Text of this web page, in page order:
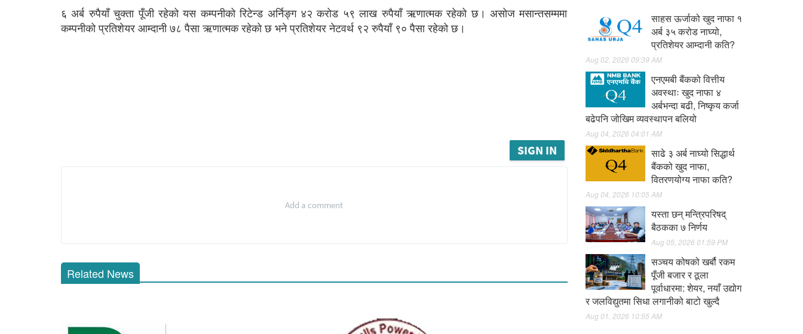
६ अर्ब रुपैयाँ चुक्ता पूँजी रहेको यस कम्पनीको रिटेन्ड अर्निङ्ग ४२ करोड ५९ लाख रुपैयाँ ऋणात्मक रहेको छ। असोज मसान्तसम्ममा
कम्पनीको प्रतिशेयर आम्दानी ७८ पैसा ऋणात्मक रहेको छ भने प्रतिशेयर नेटवर्थ ९२ रुपैयाँ ९० पैसा रहेको छ।
SIGN IN
Add a comment
Related News
साहस ऊर्जाको खुद नाफा १
अर्ब ३५ करोड नाघ्यो,
प्रतिशेयर आम्दानी कति?
Aug 02, 2026 09:39 AM
एनएमबी बैंकको वित्तीय
अवस्थाः खुद नाफा ४
अर्बभन्दा बढी, निष्कृय कर्जा
बढेपनि जोखिम व्यवस्थापन बलियो
Aug 04, 2026 04:01 AM
साढे ३ अर्ब नाघ्यो सिद्धार्थ
बैंकको खुद नाफा,
वितरणयोग्य नाफा कति?
Aug 04, 2026 10:05 AM
यस्ता छन् मन्त्रिपरिषद्
बैठकका ७ निर्णय
Aug 05, 2026 01:59 PM
सञ्चय कोषको खर्बौ रकम
पूँजी बजार र ठूला
पूर्वाधारमा: शेयर, नयाँ उद्योग
र जलविद्युतमा सिधा लगानीको बाटो खुल्दै
Aug 01, 2026 10:55 AM